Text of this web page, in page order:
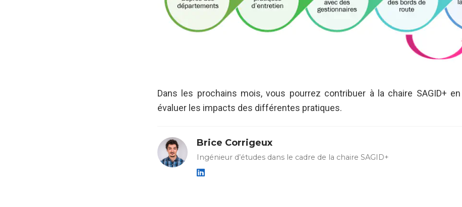
Dans les prochains mois, vous pourrez contribuer à la chaire SAGID+
évaluer les impacts des différentes pratiques.
Brice Corrigeux
Ingénieur d’études dans le cadre de la chaire SAGID+